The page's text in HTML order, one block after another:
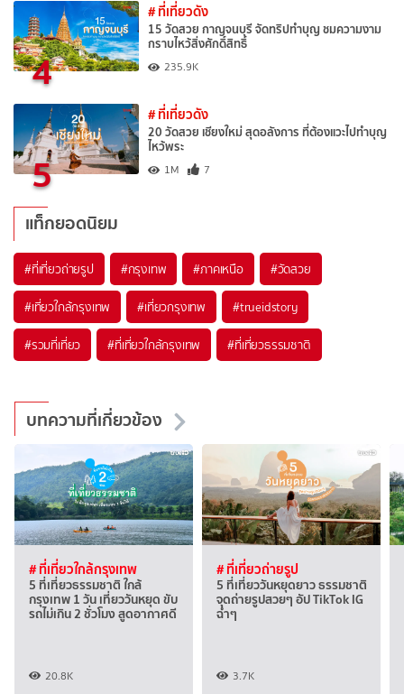
4
# ที่เที่ยวดัง
15 วัดสวย กาญจนบุรี จัดทริปทำบุญ ชมความงาม
กราบไหว้สิ่งศักดิ์สิทธิ์
235.9K
5
# ที่เที่ยวดัง
20 วัดสวย เชียงใหม่ สุดอลังการ ที่ต้องแวะไปทำบุญ
ไหว้พระ
1M 7
แท็กยอดนิยม
#ที่เที่ยวถ่ายรูป #กรุงเทพ #ภาคเหนือ #วัดสวย
#เที่ยวใกล้กรุงเทพ #เที่ยวกรุงเทพ #trueidstory
#รวมที่เที่ยว #ที่เที่ยวใกล้กรุงเทพ #ที่เที่ยวธรรมชาติ
บทความที่เกี่ยวข้อง
# ที่เที่ยวใกล้กรุงเทพ
5 ที่เที่ยวธรรมชาติ ใกล้
กรุงเทพ 1 วัน เที่ยววันหยุด ขับ
รถไม่เกิน 2 ชั่วโมง สูดอากาศดี
20.8K
# ที่เที่ยวถ่ายรูป
5 ที่เที่ยววันหยุดยาว ธรรมชาติ
จุดถ่ายรูปสวยๆ อัป TikTok IG
ฉ่ำๆ
3.7K